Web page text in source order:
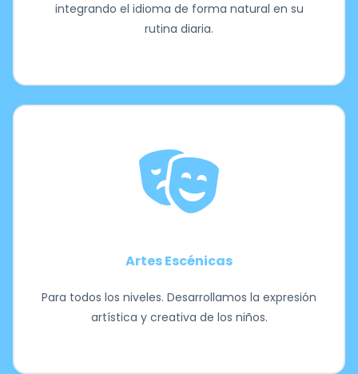
integrando el idioma de forma natural en su
rutina diaria.
Artes Escénicas
Para todos los niveles. Desarrollamos la expresión
artística y creativa de los niños.